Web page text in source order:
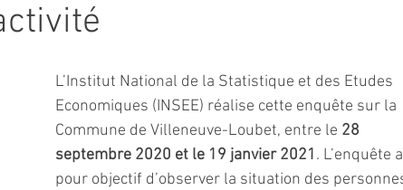
TOURISME
SENIORS Activité culture & musique
PREVENTION DE LA
L’Institut National de la Statistique et des Etudes
Economiques (INSEE) réalise cette enquête sur la
Commune de Villeneuve-Loubet, entre le 28
septembre 2020 et le 19 janvier 2021. L’enquête a
pour objectif d’observer la situation des